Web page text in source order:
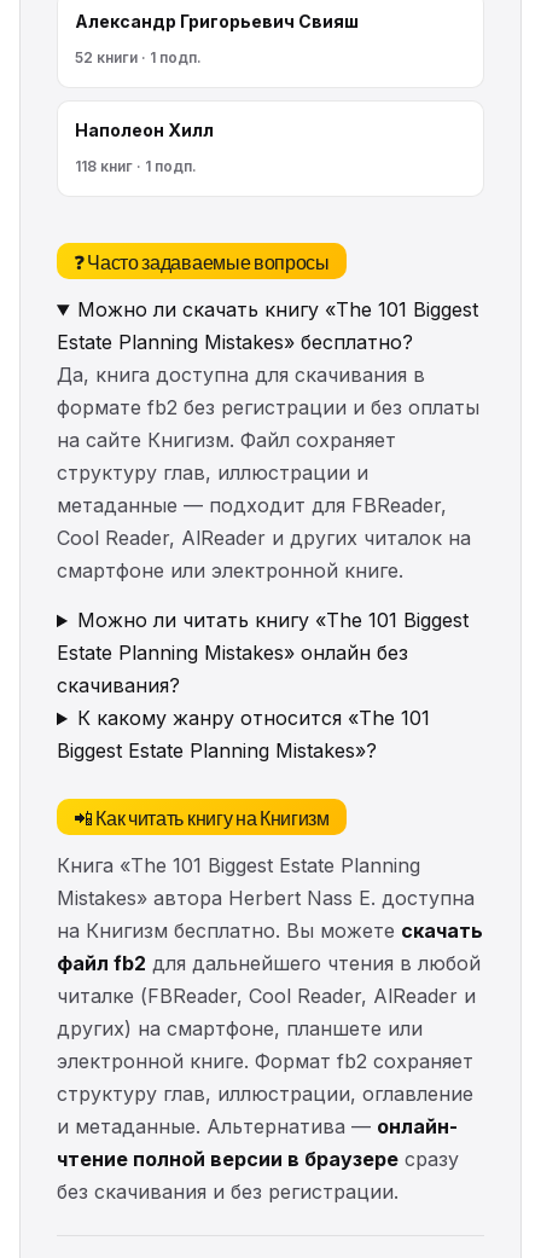
Александр Григорьевич Свияш
52 книги · 1 подп.
Наполеон Хилл
118 книг · 1 подп.
❓ Часто задаваемые вопросы
Можно ли скачать книгу «The 101 Biggest
Estate Planning Mistakes» бесплатно?
Да, книга доступна для скачивания в
формате fb2 без регистрации и без оплаты
на сайте Книгизм. Файл сохраняет
структуру глав, иллюстрации и
метаданные — подходит для FBReader,
Cool Reader, AlReader и других читалок на
смартфоне или электронной книге.
Можно ли читать книгу «The 101 Biggest
Estate Planning Mistakes» онлайн без
скачивания?
К какому жанру относится «The 101
Biggest Estate Planning Mistakes»?
📲 Как читать книгу на Книгизм
Книга «The 101 Biggest Estate Planning
Mistakes» автора Herbert Nass E. доступна
на Книгизм бесплатно. Вы можете скачать
файл fb2 для дальнейшего чтения в любой
читалке (FBReader, Cool Reader, AlReader и
других) на смартфоне, планшете или
электронной книге. Формат fb2 сохраняет
структуру глав, иллюстрации, оглавление
и метаданные. Альтернатива — онлайн-
чтение полной версии в браузере сразу
без скачивания и без регистрации.